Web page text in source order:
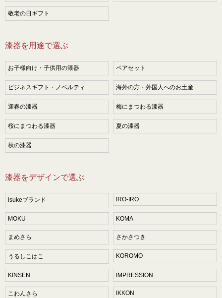
敬老の日ギフト
漆器を用途で選ぶ
お子様向け・子供用の漆器 ペアセット
ビジネスギフト・ノベルティ 海外の方・外国人へのお土産
迎春の漆器 梅にまつわる漆器
桜にまつわる漆器 夏の漆器
秋の漆器
漆器をデザインで選ぶ
isukeブランド IRO-IRO
MOKU KOMA
まめさら さかさつき
うるしこはこ KOROMO
KINSEN IMPRESSION
こわんさら IKKON